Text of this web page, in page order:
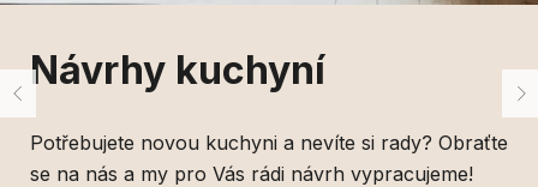
Návrhy kuchyní
Potřebujete novou kuchyni a nevíte si rady? Obraťte
se na nás a my pro Vás rádi návrh vypracujeme!